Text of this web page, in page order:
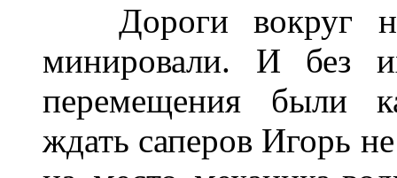
Дороги вокруг
минировали. И без
перемещения были
ждать саперов Игорь